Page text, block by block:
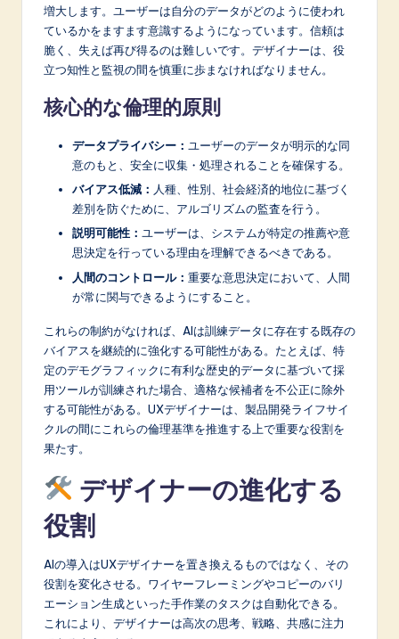
増大します。ユーザーは自分のデータがどのように使われ
ているかをますます意識するようになっています。信頼は
脆く、失えば再び得るのは難しいです。デザイナーは、役
立つ知性と監視の間を慎重に歩まなければなりません。
核心的な倫理的原則
データプライバシー： ユーザーのデータが明示的な同
意のもと、安全に収集・処理されることを確保する。
バイアス低減： 人種、性別、社会経済的地位に基づく
差別を防ぐために、アルゴリズムの監査を行う。
説明可能性： ユーザーは、システムが特定の推薦や意
思決定を行っている理由を理解できるべきである。
人間のコントロール： 重要な意思決定において、人間
が常に関与できるようにすること。
これらの制約がなければ、AIは訓練データに存在する既存の
バイアスを継続的に強化する可能性がある。たとえば、特
定のデモグラフィックに有利な歴史的データに基づいて採
用ツールが訓練された場合、適格な候補者を不公正に除外
する可能性がある。UXデザイナーは、製品開発ライフサイ
クルの間にこれらの倫理基準を推進する上で重要な役割を
果たす。
デザイナーの進化する
役割
AIの導入はUXデザイナーを置き換えるものではなく、その
役割を変化させる。ワイヤーフレーミングやコピーのバリ
エーション生成といった手作業のタスクは自動化できる。
これにより、デザイナーは高次の思考、戦略、共感に注力